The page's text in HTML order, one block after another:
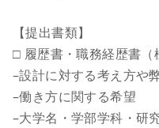
【提出書類】
□ 履歴書・職務経歴書（
–設計に対する考え方や
–働き方に関する希望
–大学名・学部学科・研